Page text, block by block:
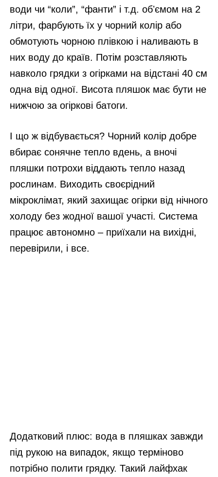
води чи “коли”, “фанти” і т.д. обʼємом на 2
літри, фарбують їх у чорний колір або
обмотують чорною плівкою і наливають в
них воду до країв. Потім розставляють
навколо грядки з огірками на відстані 40 см
одна від одної. Висота пляшок має бути не
нижчою за огіркові батоги.
І що ж відбувається? Чорний колір добре
вбирає сонячне тепло вдень, а вночі
пляшки потрохи віддають тепло назад
рослинам. Виходить своєрідний
мікроклімат, який захищає огірки від нічного
холоду без жодної вашої участі. Система
працює автономно – приїхали на вихідні,
перевірили, і все.
Додатковий плюс: вода в пляшках завжди
під рукою на випадок, якщо терміново
потрібно полити грядку. Такий лайфхак